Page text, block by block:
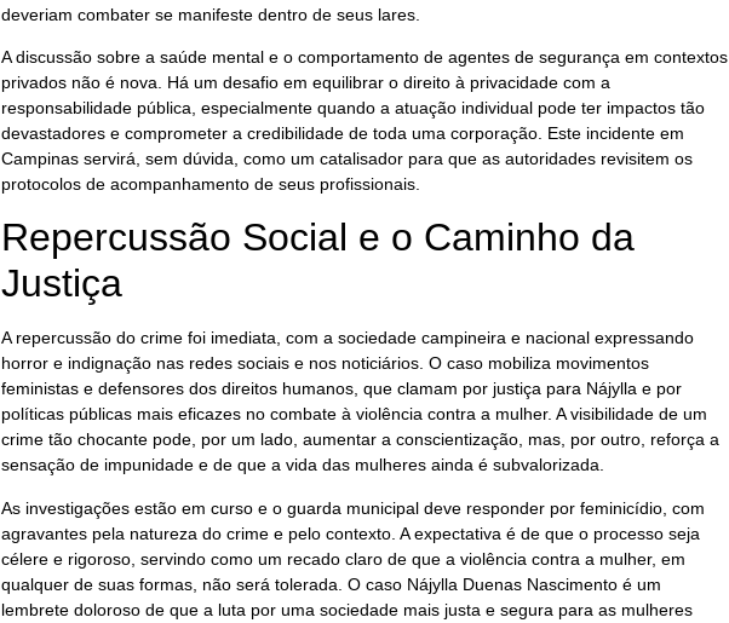
deveriam combater se manifeste dentro de seus lares.
A discussão sobre a saúde mental e o comportamento de agentes de segurança em contextos
privados não é nova. Há um desafio em equilibrar o direito à privacidade com a
responsabilidade pública, especialmente quando a atuação individual pode ter impactos tão
devastadores e comprometer a credibilidade de toda uma corporação. Este incidente em
Campinas servirá, sem dúvida, como um catalisador para que as autoridades revisitem os
protocolos de acompanhamento de seus profissionais.
Repercussão Social e o Caminho da
Justiça
A repercussão do crime foi imediata, com a sociedade campineira e nacional expressando
horror e indignação nas redes sociais e nos noticiários. O caso mobiliza movimentos
feministas e defensores dos direitos humanos, que clamam por justiça para Nájylla e por
políticas públicas mais eficazes no combate à violência contra a mulher. A visibilidade de um
crime tão chocante pode, por um lado, aumentar a conscientização, mas, por outro, reforça a
sensação de impunidade e de que a vida das mulheres ainda é subvalorizada.
As investigações estão em curso e o guarda municipal deve responder por feminicídio, com
agravantes pela natureza do crime e pelo contexto. A expectativa é de que o processo seja
célere e rigoroso, servindo como um recado claro de que a violência contra a mulher, em
qualquer de suas formas, não será tolerada. O caso Nájylla Duenas Nascimento é um
lembrete doloroso de que a luta por uma sociedade mais justa e segura para as mulheres